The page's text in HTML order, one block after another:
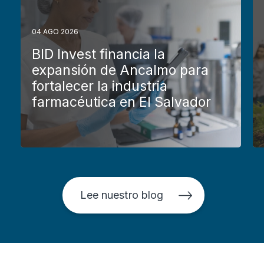
04 AGO 2026
BID Invest financia la
expansión de Ancalmo para
fortalecer la industria
farmacéutica en El Salvador
Lee nuestro blog